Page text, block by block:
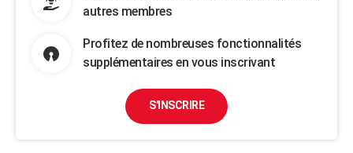
autres membres
Profitez de nombreuses fonctionnalités
supplémentaires en vous inscrivant
S'INSCRIRE